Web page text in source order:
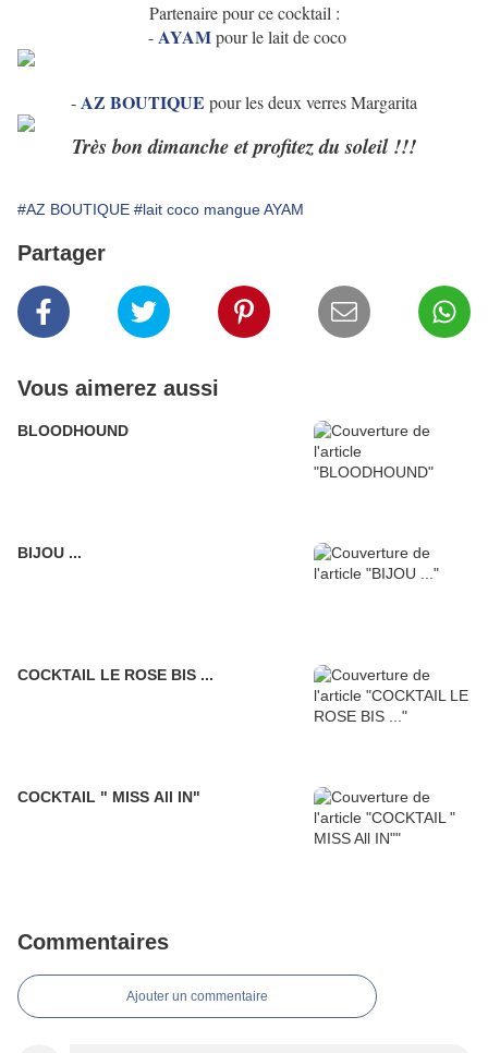
Partenaire pour ce cocktail :
-AYAMpour le lait de coco
-AZ BOUTIQUE pour les deux verres Margarita
Très bon dimanche et profitez du soleil !!!
#AZ BOUTIQUE #lait coco mangue AYAM
Partager
Vous aimerez aussi
BLOODHOUND
BIJOU ...
COCKTAIL LE ROSE BIS ...
COCKTAIL " MISS All IN"
Commentaires
Ajouter un commentaire